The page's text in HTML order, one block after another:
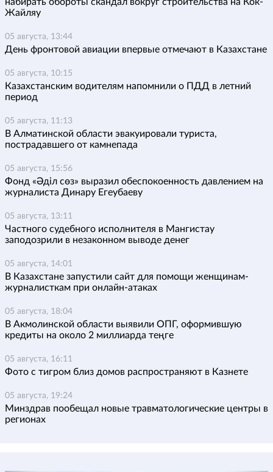
набирать обороты скандал вокруг строительства на Кок-
Жайляу
05 августа, 13:44
День фронтовой авиации впервые отмечают в Казахстане
05 августа, 10:15
Казахстанским водителям напомнили о ПДД в летний
период
05 августа, 11:13
В Алматинской области эвакуировали туриста,
пострадавшего от камнепада
05 августа, 15:56
Фонд «Әділ сөз» выразил обеспокоенность давлением на
журналиста Динару Егеубаеву
05 августа, 13:11
Частного судебного исполнителя в Мангистау
заподозрили в незаконном выводе денег
05 августа, 14:01
В Казахстане запустили сайт для помощи женщинам-
журналисткам при онлайн-атаках
05 августа, 18:04
В Акмолинской области выявили ОПГ, оформившую
кредиты на около 2 миллиарда теңге
05 августа, 16:11
Фото с тигром близ домов распространяют в Казнете
05 августа, 19:24
Минздрав пообещал новые травматологические центры в
регионах